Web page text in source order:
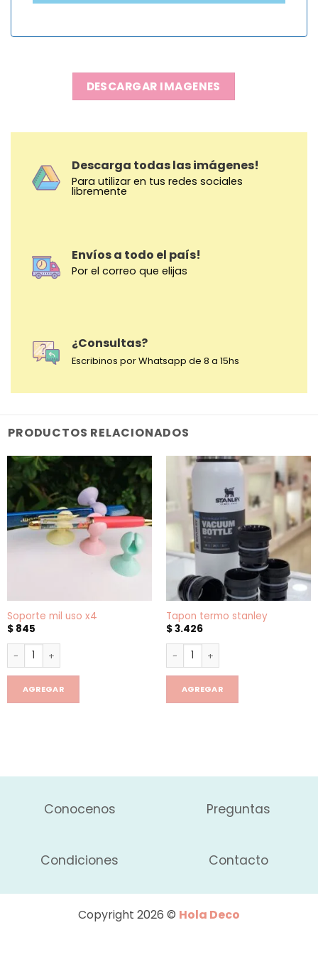
DESCARGAR IMAGENES
Descarga todas las imágenes!
Para utilizar en tus redes sociales
libremente
Envíos a todo el país!
Por el correo que elijas
¿Consultas?
Escribinos por Whatsapp de 8 a 15hs
PRODUCTOS RELACIONADOS
Soporte mil uso x4
$845
Soporte mil uso x4 cantidad
AGREGAR
Tapon termo stanley
$3.426
Tapon termo stanley cantidad
AGREGAR
Conocenos Preguntas
Condiciones Contacto
Copyright 2026 © Hola Deco